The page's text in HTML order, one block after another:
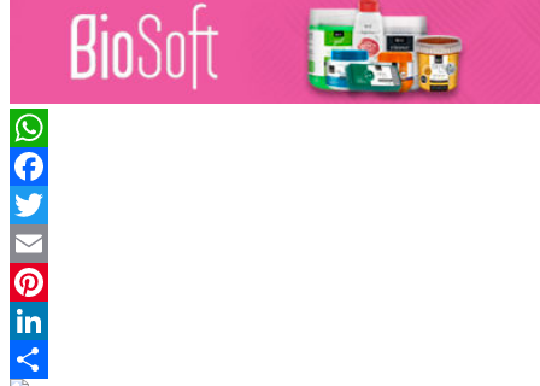
WhatsApp
Facebook
Twitter
Email
Pinterest
LinkedIn